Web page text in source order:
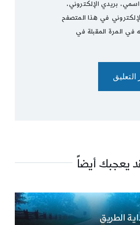
بريدي الإلكتروني،
في هذا المتصفح
في المرة المقبلة في
يعجبك أيضاً
الطريق